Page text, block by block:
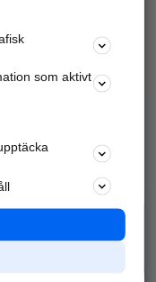
annonsera mot
nära dig.
sökningar
som aktivt